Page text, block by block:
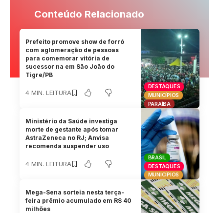
Conteúdo Relacionado
DESTAQUES
MUNICÍPIOS
PARAÍBA
Prefeito promove show de forró
com aglomeração de pessoas
para comemorar vitória de
sucessor na em São João do
Tigre/PB
4 MIN. LEITURA
BRASIL
DESTAQUES
MUNICÍPIOS
Ministério da Saúde investiga
morte de gestante após tomar
AstraZeneca no RJ; Anvisa
recomenda suspender uso
4 MIN. LEITURA
Mega-Sena sorteia nesta terça-
feira prêmio acumulado em R$ 40
milhões